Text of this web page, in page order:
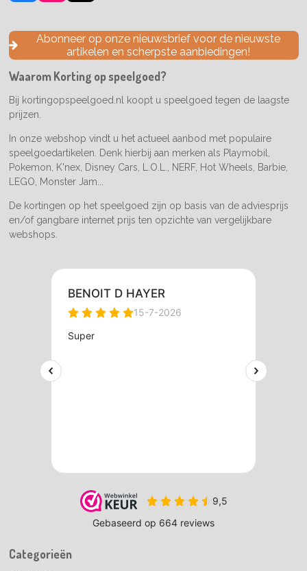
a
e
o
k
n
t
a
g
a
m
i
T
o
k
Abonneer op onze nieuwsbrief voor de nieuwste
artikelen en scherpste aanbiedingen!
Waarom Korting op speelgoed?
Bij kortingopspeelgoed.nl koopt u speelgoed tegen de laagste
prijzen.
In onze webshop vindt u het actueel aanbod met populaire
speelgoedartikelen. Denk hierbij aan merken als Playmobil,
Pokemon, K'nex, Disney Cars, L.O.L., NERF, Hot Wheels, Barbie,
LEGO, Monster Jam...
De kortingen op het speelgoed zijn op basis van de adviesprijs
en/of gangbare internet prijs ten opzichte van vergelijkbare
webshops.
Categorieën